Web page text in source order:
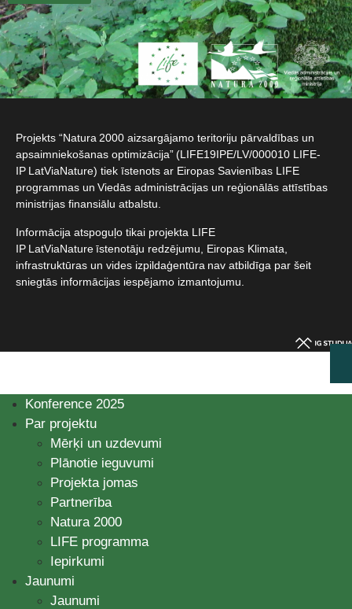
Projekts “Natura 2000 aizsargājamo teritoriju pārvaldības un
apsaimniekošanas optimizācija” (LIFE19IPE/LV/000010 LIFE-
IP LatViaNature) tiek īstenots ar Eiropas Savienības LIFE
programmas un Viedās administrācijas un reģionālās attīstības
ministrijas finansiālu atbalstu.​
Informācija atspoguļo tikai projekta LIFE
IP LatViaNature īstenotāju redzējumu, Eiropas Klimata,
infrastruktūras un vides izpildaģentūra nav atbildīga par šeit
sniegtās informācijas iespējamo izmantojumu.​
Konference 2025
Par projektu
Mērķi un uzdevumi
Plānotie ieguvumi
Projekta jomas
Partnerība
Natura 2000
LIFE programma
Iepirkumi
Jaunumi
Jaunumi